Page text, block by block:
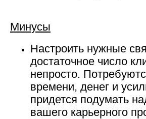
Минусы
Настроить нужные
достаточное число
непросто.
времени, денег и
придется подумать
вашего карьерного